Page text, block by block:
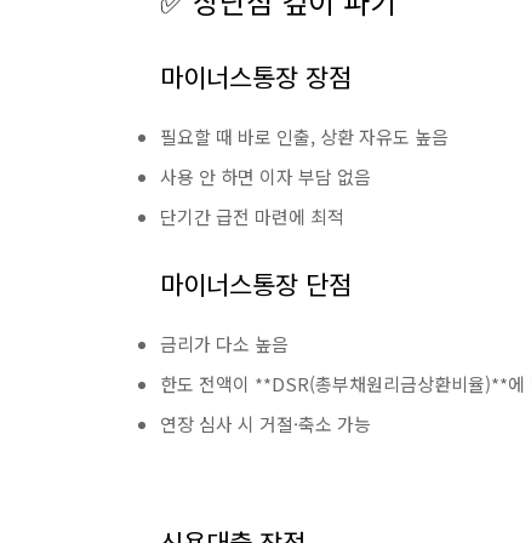
마이너스통장 장점
필요할 때 바로 인출, 상환 자유도 높음
사용 안 하면 이자 부담 없음
단기간 급전 마련에 최적
마이너스통장 단점
금리가 다소 높음
한도 전액이 **DSR(총부채원리금상환비율)**
연장 심사 시 거절·축소 가능